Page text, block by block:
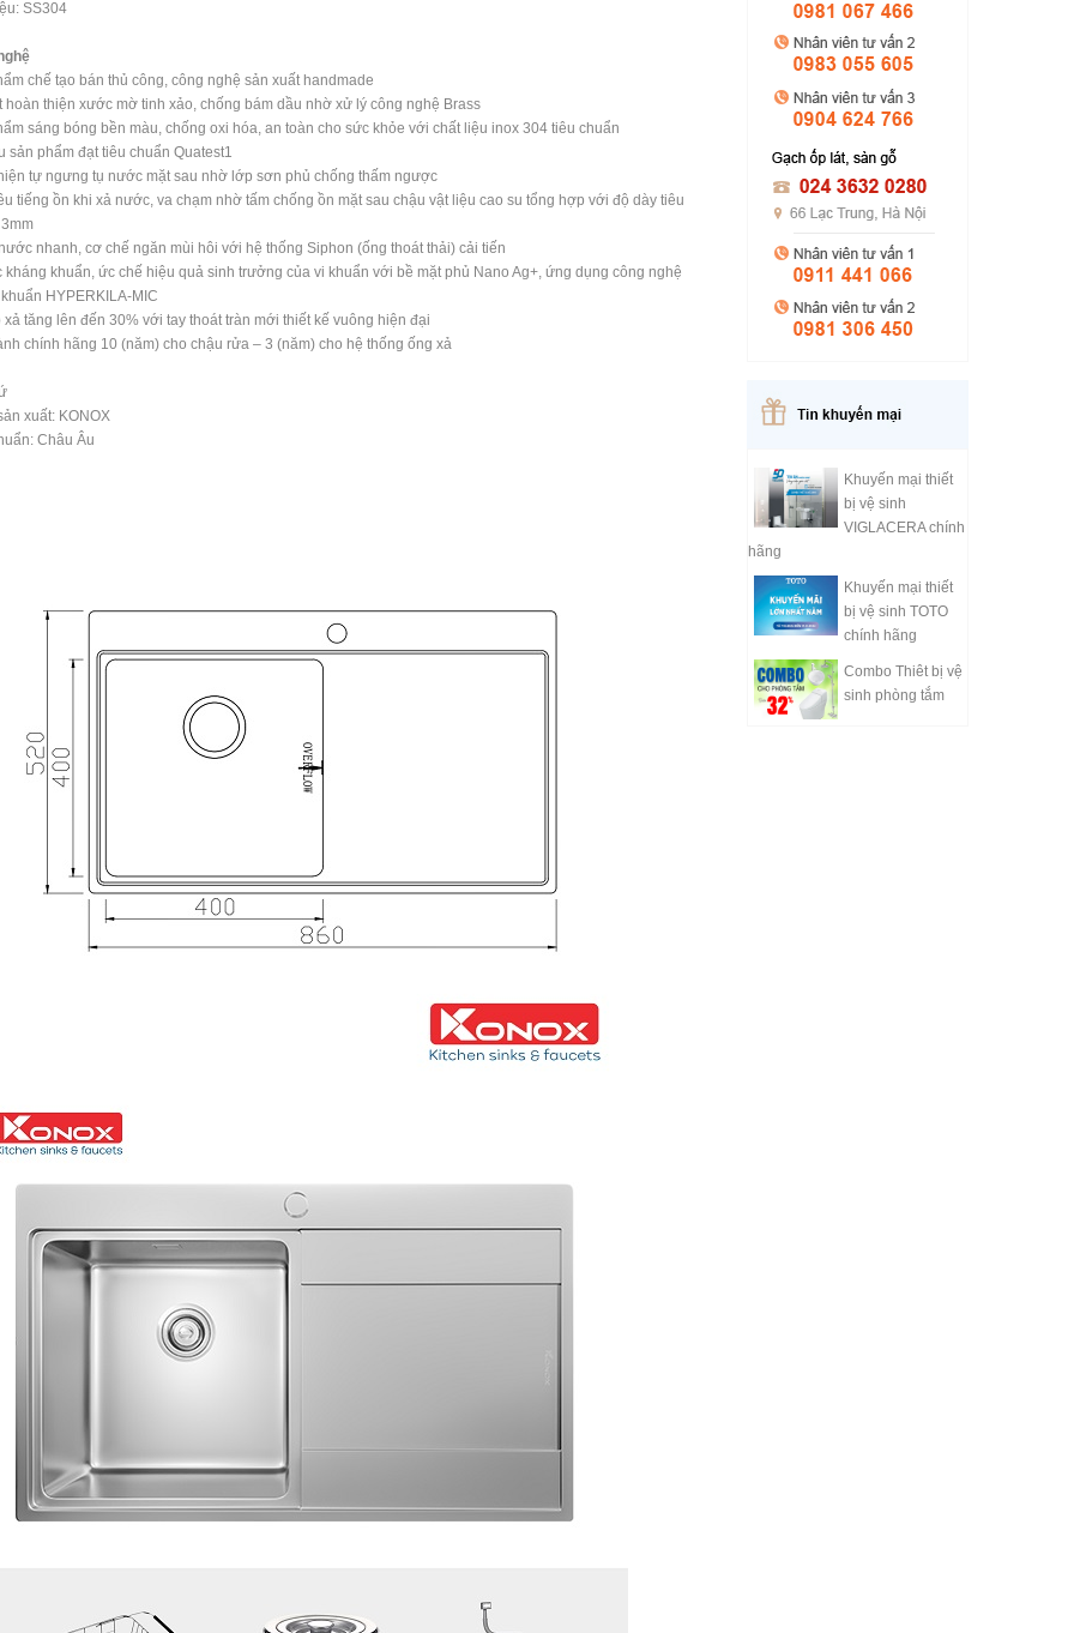
SS304
chế tạo bán thủ công, công nghệ sản xuất handmade
hoàn thiện xước mờ tinh xảo, chống bám dầu nhờ xử lý công nghệ Brass
sáng bóng bền màu, chống oxi hóa, an toàn cho sức khỏe với chất liệu inox 304 tiêu chuẩn
sản phẩm đạt tiêu chuẩn Quatest1
tự ngưng tụ nước mặt sau nhờ lớp sơn phủ chống thấm ngược
tiếng ồn khi xả nước, va chạm nhờ tấm chống ồn mặt sau chậu vật liệu cao su tổng hợp với độ dày tiêu
nhanh, cơ chế ngăn mùi hôi với hệ thống Siphon (ống thoát thải) cải tiến
kháng khuẩn, ức chế hiệu quả sinh trưởng của vi khuẩn với bề mặt phủ Nano Ag+, ứng dụng công nghệ
HYPERKILA-MIC
xả tăng lên đến 30% với tay thoát tràn mới thiết kế vuông hiện đại
chính hãng 10 (năm) cho chậu rửa – 3 (năm) cho hệ thống ống xả
xuất: KONOX
Châu Âu
Khuyến mại thiết
bị vệ sinh
VIGLACERA chính
hãng
Khuyến mại thiết
bị vệ sinh TOTO
chính hãng
Combo Thiêt bị vệ
sinh phòng tắm